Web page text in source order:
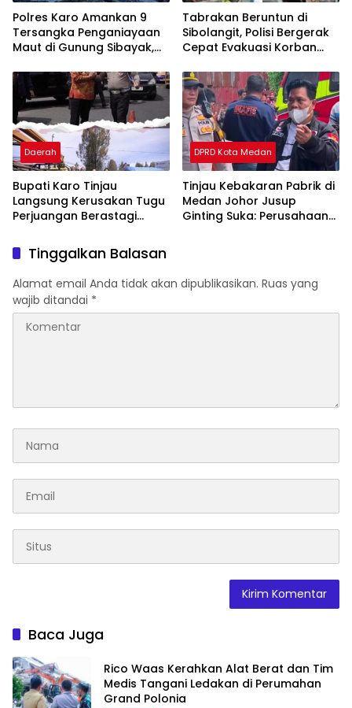
Polres Karo Amankan 9
Tersangka Penganiayaan
Maut di Gunung Sibayak,
Wisata Daerah Tetap
Aman dan Kondusif
Tabrakan Beruntun di
Sibolangit, Polisi Bergerak
Cepat Evakuasi Korban
Lintas
Daerah
Bupati Karo Tinjau
Langsung Kerusakan Tugu
Perjuangan Berastagi
DPRD Kota Medan
Tinjau Kebakaran Pabrik di
Medan Johor Jusup
Ginting Suka: Perusahaan
Tinggalkan Balasan
Alamat email Anda tidak akan dipublikasikan. Ruas yang
wajib ditandai *
Baca Juga
Rico Waas Kerahkan Alat Berat dan Tim
Medis Tangani Ledakan di Perumahan
Grand Polonia